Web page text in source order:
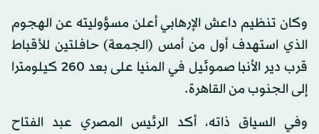
وكان تنظيم داعش الإرهابي أعلن مسؤوليته عن الهجوم
الذي استهدف أول من أمس (الجمعة) حافلتين للأقباط
قرب دير الأنبا صموئيل في المنيا على بعد 260 كيلومترا
إلى الجنوب من القاهرة.
وفي السياق ذاته، أكد الرئيس المصري عبد الفتاح